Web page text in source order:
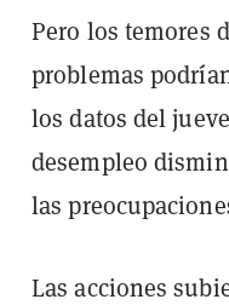
Pero los temores
problemas
los datos del
desempleo
las
Las acciones